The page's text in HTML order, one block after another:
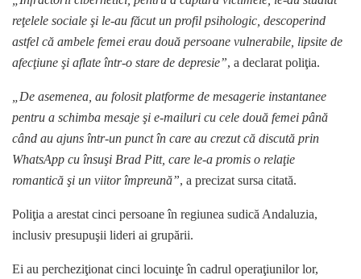
reţelele sociale şi le-au făcut un profil psihologic, descoperind
astfel că ambele femei erau două persoane vulnerabile, lipsite de
afecţiune şi aflate într-o stare de depresie”, a declarat poliţia.
„De asemenea, au folosit platforme de mesagerie instantanee
pentru a schimba mesaje şi e-mailuri cu cele două femei până
când au ajuns într-un punct în care au crezut că discută prin
WhatsApp cu însuşi Brad Pitt, care le-a promis o relaţie
romantică şi un viitor împreună”, a precizat sursa citată.
Poliţia a arestat cinci persoane în regiunea sudică Andaluzia,
inclusiv presupuşii lideri ai grupării.
Ei au percheziţionat cinci locuinţe în cadrul operaţiunilor lor,